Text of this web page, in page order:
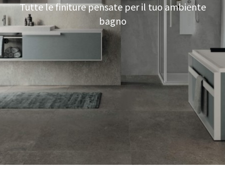
Tutte le finiture pensate per il tuo ambiente
bagno